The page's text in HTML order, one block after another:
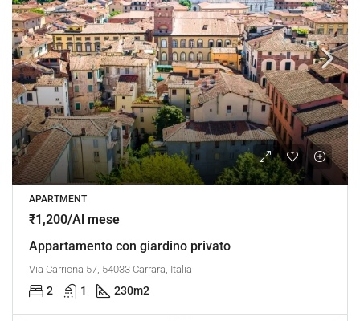
APARTMENT
₹1,200/Al mese
Appartamento con giardino privato
Via Carriona 57, 54033 Carrara, Italia
2 1 230m2